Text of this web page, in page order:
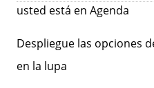
usted está en Agenda
Despliegue las opciones
en la lupa